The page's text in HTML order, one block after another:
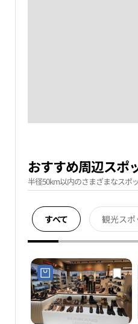
おすすめ周辺スポ
半径50km以内のさまざまなスポ
すべて 観光スポ